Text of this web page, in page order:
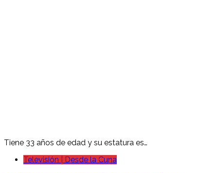
Tiene 33 años de edad y su estatura es…
Televisión | Desde la Cuna